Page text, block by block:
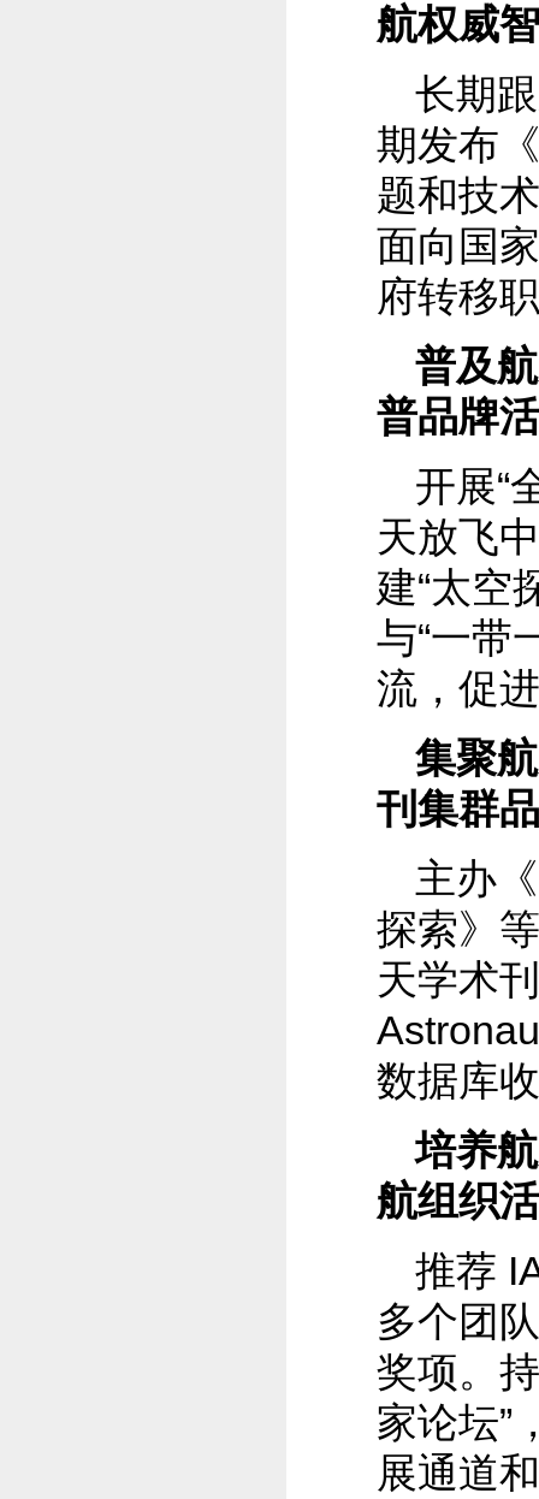
航权威
长期
期发布
题和技
面向国
府转移
普及
普品牌
开展“
天放飞
建“太空
与“一带
流，促
集聚
刊集群
主办
探索》
天学术
数据库
培养
航组织
推荐
多个团
奖项。
家论坛”
展通道